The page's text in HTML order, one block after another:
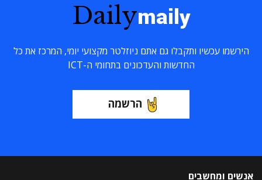
Dailymaily
הירשמו עכשיו ותקבלו גם אתם ניוזלטר מקצועי יומי, המרכז את כל
החדשות והעדכונים בתחומי ה-ICT
הרשמה
אנשים ומחשבים